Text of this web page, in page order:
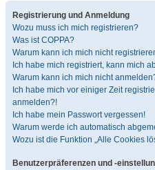
Registrierung und Anmeldung
Wozu muss ich mich registrieren?
Was ist COPPA?
Warum kann ich mich nicht
Ich habe mich registriert, kann mich
Warum kann ich mich nicht
Ich habe mich vor einiger Zeit
anmelden?!
Ich habe mein Passwort vergessen!
Warum werde ich automatisch
Wozu ist die Funktion „Alle Cookies
Benutzerpräferenzen und -